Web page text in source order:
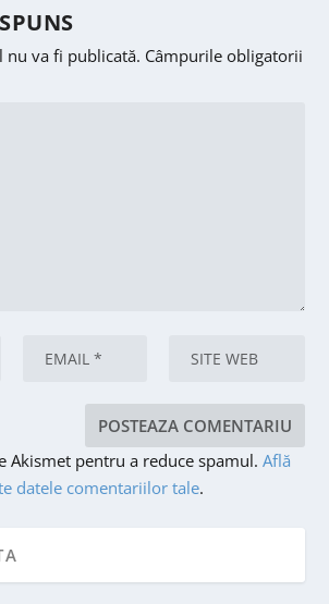
nu va fi publicată. Câmpurile obligatorii
Akismet pentru a reduce spamul.Află
datele comentariilor tale.